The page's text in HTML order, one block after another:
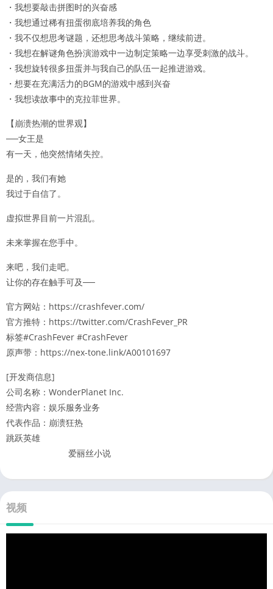
・我想要敲击拼图时的兴奋感
・我想通过稀有扭蛋彻底培养我的角色
・我不仅想思考谜题，还想思考战斗策略，继续前进。
・我想在解谜角色扮演游戏中一边制定策略一边享受刺激的战斗。
・我想旋转很多扭蛋并与我自己的队伍一起推进游戏。
・想要在充满活力的BGM的游戏中感到兴奋
・我想读故事中的克拉菲世界。
【崩溃热潮的世界观】
──女王是
有一天，他突然情绪失控。
是的，我们有她
我过于自信了。
虚拟世界目前一片混乱。
未来掌握在您手中。
来吧，我们走吧。
让你的存在触手可及──
官方网站：https://crashfever.com/
官方推特：https://twitter.com/CrashFever_PR
标签#CrashFever #CrashFever
原声带：https://nex-tone.link/A00101697
[开发商信息]
公司名称：WonderPlanet Inc.
经营内容：娱乐服务业务
代表作品：崩溃狂热
跳跃英雄
爱丽丝小说
视频